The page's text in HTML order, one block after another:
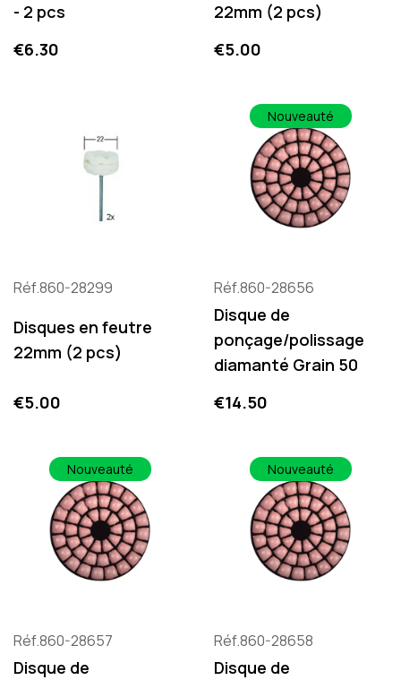
- 2 pcs
Price
€6.30
22mm (2 pcs)
Price
€5.00
Réf.860-28299
Disques en feutre
22mm (2 pcs)
Price
€5.00
Réf.860-28656
Disque de
ponçage/polissage
diamanté Grain 50
Price
€14.50
Nouveauté
Réf.860-28657
Disque de
Nouveauté
Réf.860-28658
Disque de
Nouveauté